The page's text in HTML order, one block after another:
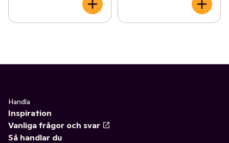
Handla
Inspiration
Vanliga frågor och svar
Så handlar du